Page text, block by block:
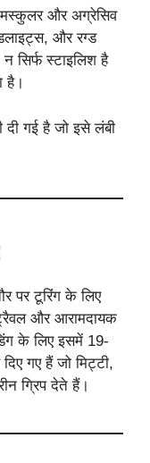
और अग्रेसिव
और रग्ड
सिर्फ स्टाइलिश है
है।
गई है जो इसे लंबी
पर टूरिंग के लिए
और आरामदायक
के लिए इसमें 19-
गए हैं जो मिट्टी,
ग्रिप देते हैं।